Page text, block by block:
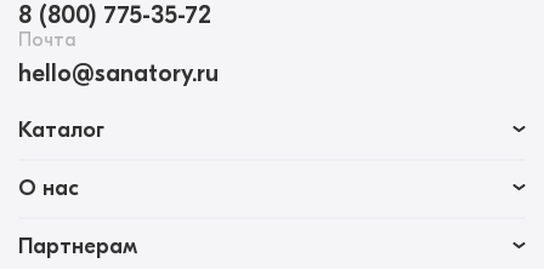
8 (800) 775-35-72
Почта
hello@sanatory.ru
Каталог
О нас
Партнерам